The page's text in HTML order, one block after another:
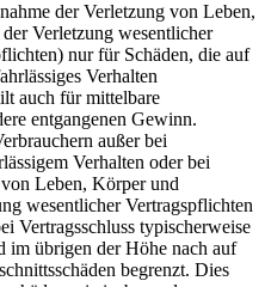
der Verletzung von Leben,
Verletzung wesentlicher
nur für Schäden, die auf
Verhalten
auch für mittelbare
entgangenen Gewinn.
außer bei
Verhalten oder bei
Leben, Körper und
wesentlicher Vertragspflichten
Vertragsschluss typischerweise
im übrigen der Höhe nach auf
begrenzt. Dies